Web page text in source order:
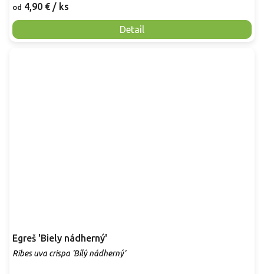
od 4,90 € / ks
Detail
Egreš 'Biely nádherný'
Ribes uva crispa 'Bílý nádherný'